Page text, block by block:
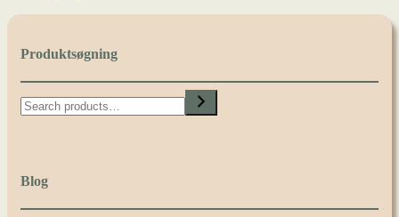
Produktsøgning
Search
Blog